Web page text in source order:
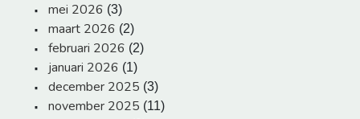
mei 2026 (3)
maart 2026 (2)
februari 2026 (2)
januari 2026 (1)
december 2025 (3)
november 2025 (11)